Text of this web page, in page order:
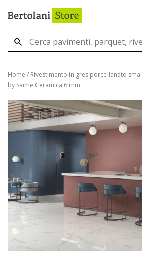
Home / Rivestimento in gres porcellanato
by Saime Ceramica 6 mm.